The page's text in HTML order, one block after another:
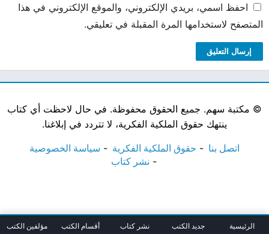
احفظ اسمي، بريدي الإلكتروني، والموقع الإلكتروني في هذا
المتصفح لاستخدامها المرة المقبلة في تعليقي.
© مكتبة سهم. جميع الحقوق محفوظة. في حال لاحظت أي كتاب
ينتهك حقوق الملكية الفكرية، لا تتردد في إبلاغنا.
اتصل بنا حقوق الملكية الفكرية
سياسة الخصوصية
نشر كتاب
الرئيسية جديد الكتب نشر كتاب أقسام الكتب مؤلفين الكتب